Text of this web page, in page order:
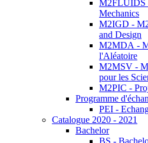
M2FLUIDS
Mechanics
M2IGD -
and Design
M2MDA -
l'Aléatoire
M2MSV -
pour les
M2PIC -
Programme
PEI -
Catalogue 2020 - 2021
Bachelor
BS -